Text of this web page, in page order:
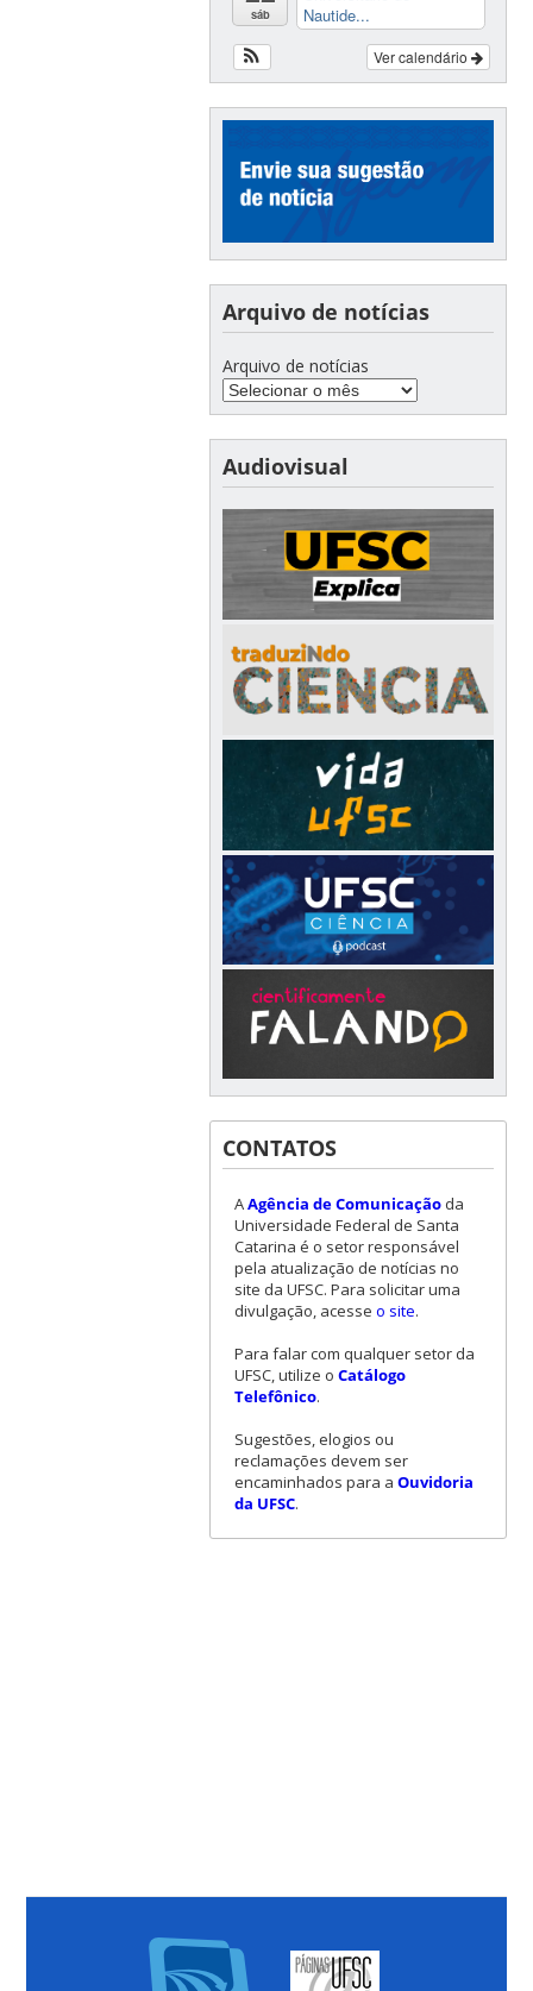
sáb
Nautide...
Ver calendário
Arquivo de notícias
Arquivo de notícias
Audiovisual
CONTATOS
AAgência de Comunicaçãoda
Universidade Federal de Santa
Catarina é o setor responsável
pela atualização de notícias no
site da UFSC. Para solicitar uma
divulgação, acesse o site.
Para falar com qualquer setor da
UFSC, utilize o Catálogo
Telefônico.
Sugestões, elogios ou
reclamações devem ser
encaminhados para a Ouvidoria
da UFSC.